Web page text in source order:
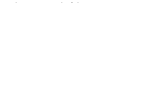
The main goal of these meetings is to